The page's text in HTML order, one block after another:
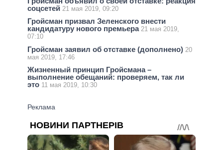
соцсетей 21 мая 2019, 09:20
Гройсман призвал Зеленского внести
кандидатуру нового премьера 21 мая 2019,
07:10
Гройсман заявил об отставке (дополнено) 20
мая 2019, 17:46
Жизненный принцип Гройсмана –
выполнение обещаний: проверяем, так ли
это 11 мая 2019, 10:30